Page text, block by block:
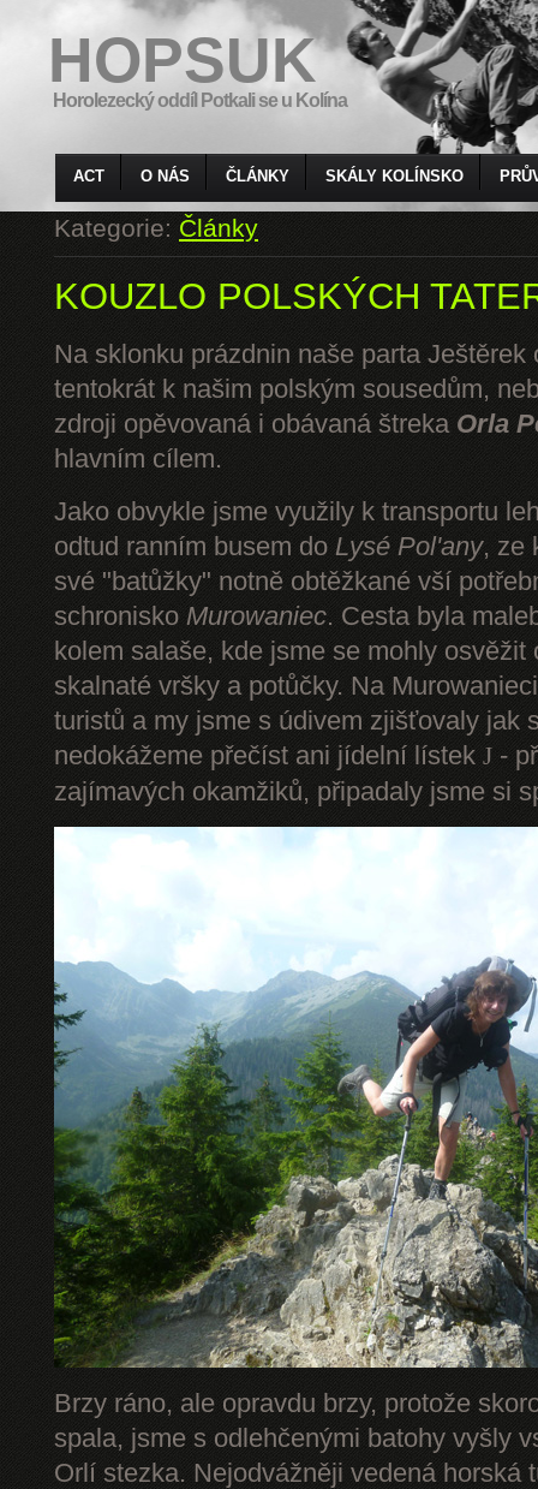
HOPSUK
Horolezecký oddíl Potkali se u Kolína
ACT O NÁS ČLÁNKY SKÁLY KOLÍNSKO
Kategorie:Články
KOUZLO POLSKÝCH
Na sklonku prázdnin naše parta Ještěrek
tentokrát k našim polským sousedům,
zdroji opěvovaná i obávaná štreka Orla
hlavním cílem.
Jako obvykle jsme využily k transportu
odtud ranním busem do Lysé Pol'any, ze
své "batůžky" notně obtěžkané vší
schronisko Murowaniec. Cesta byla
kolem salaše, kde jsme se mohly
skalnaté vršky a potůčky. Na
turistů a my jsme s údivem zjišťovaly jak
nedokážeme přečíst ani jídelní lístek J -
zajímavých okamžiků, připadaly jsme si
Brzy ráno, ale opravdu brzy, protože
spala, jsme s odlehčenými batohy vyšly
Orlí stezka. Nejodvážněji vedená horská